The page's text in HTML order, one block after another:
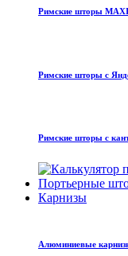
Римские шторы MAXI
Римские шторы с
Римские шторы с
Портьерные
Карнизы
Алюминиевые